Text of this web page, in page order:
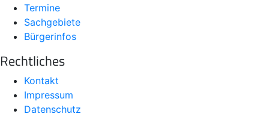
Termine
Sachgebiete
Bürgerinfos
Rechtliches
Kontakt
Impressum
Datenschutz